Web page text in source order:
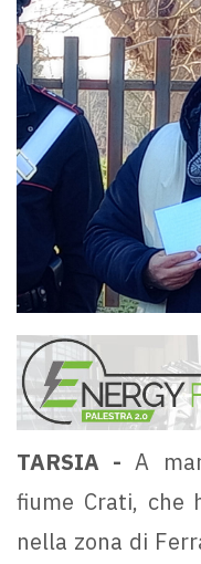
TARSIA -A
fiume Crati, che
nella zona di